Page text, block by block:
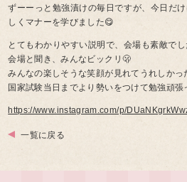
ずーーっと勉強漬けの毎日ですが、今日だ
しくマナーを学びました😋
とてもわかりやすい説明で、会場も素敵で
会場と聞き、みんなビックリ🫢
みんなの楽しそうな笑顔が見れてうれしか
国家試験当日までより勢いをつけて勉強頑張
https://www.instagram.com/p/
一覧に戻る